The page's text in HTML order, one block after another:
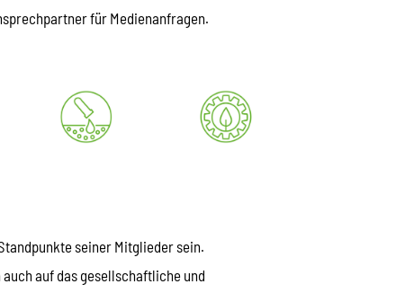
für Medienanfragen.
seiner Mitglieder sein.
auf das gesellschaftliche und